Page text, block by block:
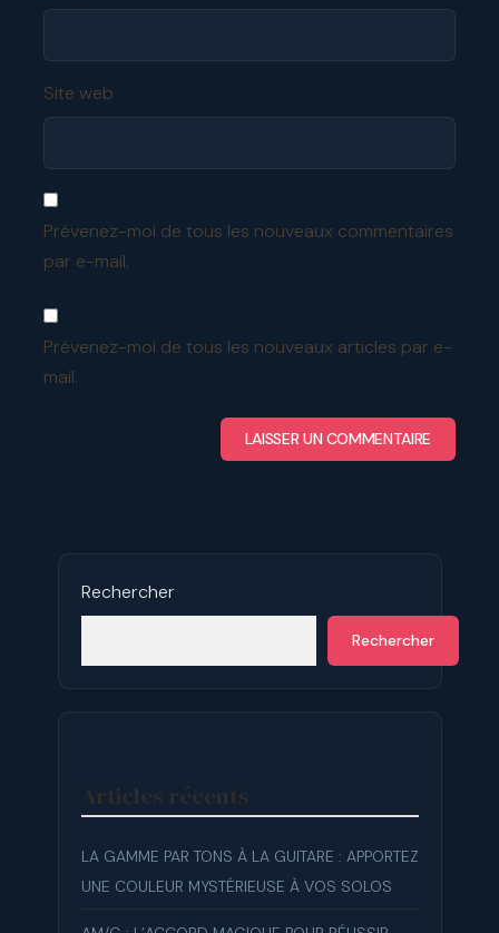
Site web
Prévenez-moi de tous les nouveaux commentaires
par e-mail.
Prévenez-moi de tous les nouveaux articles par e-
mail.
Rechercher
Rechercher
Articles récents
LA GAMME PAR TONS À LA GUITARE : APPORTEZ
UNE COULEUR MYSTÉRIEUSE À VOS SOLOS